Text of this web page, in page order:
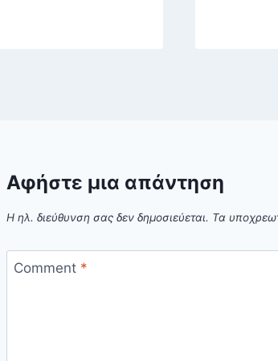
Αφήστε μια απάντηση
Η ηλ. διεύθυνση σας δεν δημοσιεύεται. Τα
Comment *